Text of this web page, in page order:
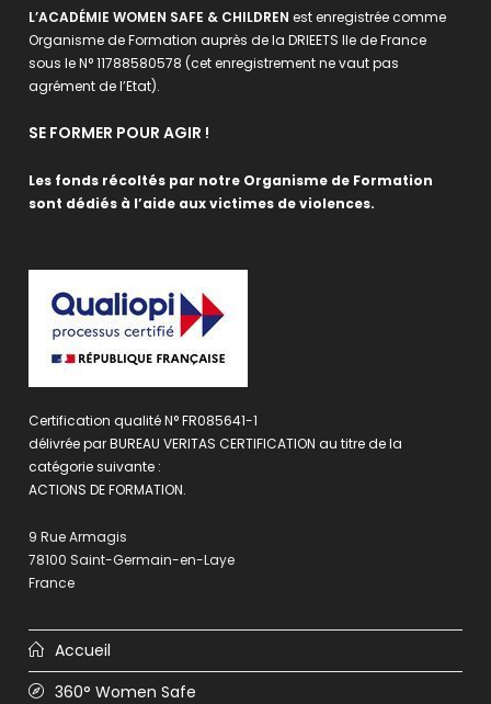
L’ACADÉMIE WOMEN SAFE & CHILDREN est enregistrée comme
Organisme de Formation auprès de la DRIEETS Ile de France
sous le N° 11788580578 (cet enregistrement ne vaut pas
agrément de l’Etat).
SE FORMER POUR AGIR !
Les fonds récoltés par notre Organisme de Formation
sont dédiés à l’aide aux victimes de violences.
Certification qualité N° FR085641-1
délivrée par BUREAU VERITAS CERTIFICATION au titre de la
catégorie suivante :
ACTIONS DE FORMATION.
9 Rue Armagis
78100 Saint-Germain-en-Laye
France
Accueil
360° Women Safe